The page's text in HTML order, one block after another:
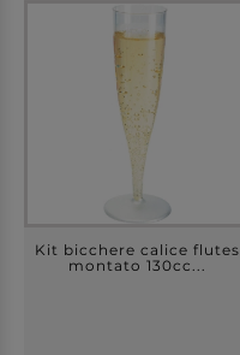
Kit bicchere calice flutes
montato 130cc...